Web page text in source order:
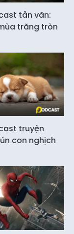
tản văn:
trăng tròn
truyện
con nghịch